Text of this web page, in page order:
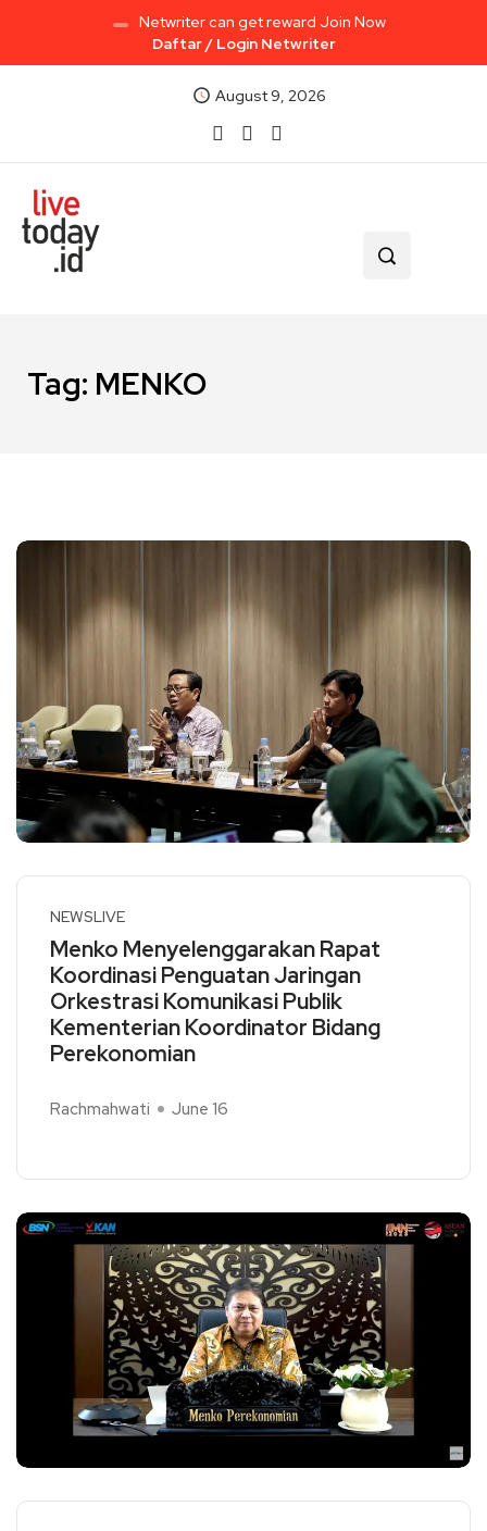
Netwriter can get reward Join Now
Daftar / Login Netwriter
August 9, 2026
Tag: MENKO
NEWSLIVE
Menko Menyelenggarakan Rapat
Koordinasi Penguatan Jaringan
Orkestrasi Komunikasi Publik
Kementerian Koordinator Bidang
Perekonomian
Rachmahwati June 16